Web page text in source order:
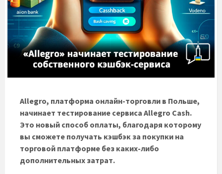
Allegro, платформа онлайн-торговли в Польше,
начинает тестирование сервиса Allegro Cash.
Это новый способ оплаты, благодаря которому
вы сможете получать кэшбэк за покупки на
торговой платформе без каких-либо
дополнительных затрат.